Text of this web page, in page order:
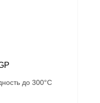
до 300°С